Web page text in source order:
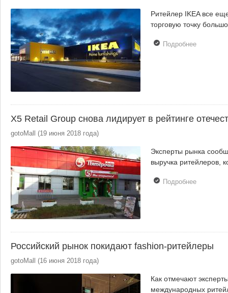
Ритейлер IKEA все
торговую точку
Подробнеео IKEA
X5 Retail Group снова лидирует в рейтинге
gotoMall (19 июня 2018 года)
Эксперты рынка
выручка ритейлеров,
Подробнеео X5
ритейла
Российский рынок покидают fashion-ритейлеры
gotoMall (16 июня 2018 года)
Как отмечают
международных